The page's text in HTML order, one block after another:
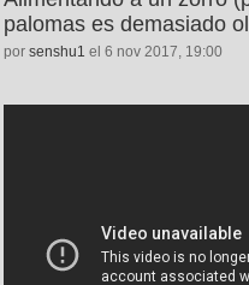
palomas es demasiado
por senshu1 el 6 nov 2017, 19:00